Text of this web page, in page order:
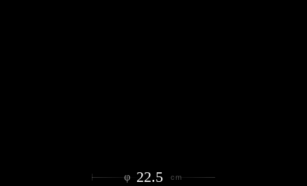
φ 22.5 cm